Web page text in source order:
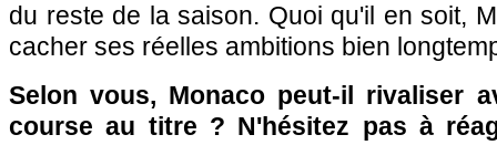
du reste de la saison. Quoi qu'il en soit,
cacher ses réelles ambitions bien
Selon vous, Monaco peut-il rivaliser
course au titre ? N'hésitez pas à